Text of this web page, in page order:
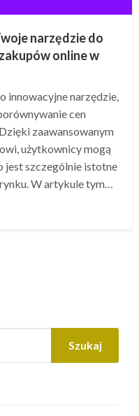
narzędzie do
online w
innowacyjne narzędzie,
cen
zaawansowanym
użytkownicy mogą
jest szczególnie istotne
W artykule tym…
Szukaj